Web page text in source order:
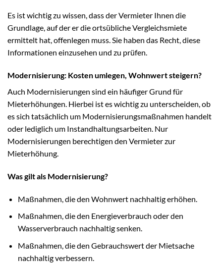
Es ist wichtig zu wissen, dass der Vermieter Ihnen die
Grundlage, auf der er die ortsübliche Vergleichsmiete
ermittelt hat, offenlegen muss. Sie haben das Recht, diese
Informationen einzusehen und zu prüfen.
Modernisierung: Kosten umlegen, Wohnwert steigern?
Auch Modernisierungen sind ein häufiger Grund für
Mieterhöhungen. Hierbei ist es wichtig zu unterscheiden, ob
es sich tatsächlich um Modernisierungsmaßnahmen handelt
oder lediglich um Instandhaltungsarbeiten. Nur
Modernisierungen berechtigen den Vermieter zur
Mieterhöhung.
Was gilt als Modernisierung?
Maßnahmen, die den Wohnwert nachhaltig erhöhen.
Maßnahmen, die den Energieverbrauch oder den
Wasserverbrauch nachhaltig senken.
Maßnahmen, die den Gebrauchswert der Mietsache
nachhaltig verbessern.